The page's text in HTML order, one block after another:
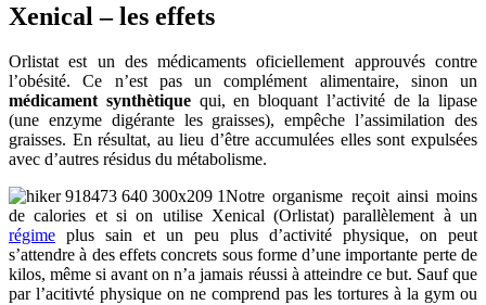
Xenical – les effets
Orlistat est un des médicaments oficiellement approuvés contre
l’obésité. Ce n’est pas un complément alimentaire, sinon un
médicament synthètiquequi, en bloquant l’activité de la lipase
(une enzyme digérante les graisses), empêche l’assimilation des
graisses. En résultat, au lieu d’être accumulées elles sont expulsées
avec d’autres résidus du métabolisme.
Notre organisme reçoit ainsi moins
de calories et si on utilise Xenical (Orlistat) parallèlement à un
régime plus sain et un peu plus d’activité physique, on peut
s’attendre à des effets concrets sous forme d’une importante perte de
kilos, même si avant on n’a jamais réussi à atteindre ce but. Sauf que
par l’acitivté physique on ne comprend pas les tortures à la gym ou